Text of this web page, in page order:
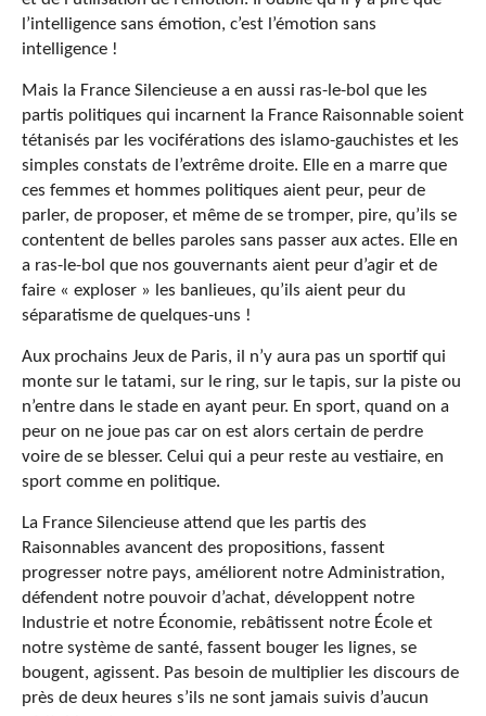
l’intelligence sans émotion, c’est l’émotion sans
intelligence !
Mais la France Silencieuse a en aussi ras-le-bol que les
partis politiques qui incarnent la France Raisonnable soient
tétanisés par les vociférations des islamo-gauchistes et les
simples constats de l’extrême droite. Elle en a marre que
ces femmes et hommes politiques aient peur, peur de
parler, de proposer, et même de se tromper, pire, qu’ils se
contentent de belles paroles sans passer aux actes. Elle en
a ras-le-bol que nos gouvernants aient peur d’agir et de
faire « exploser » les banlieues, qu’ils aient peur du
séparatisme de quelques-uns !
Aux prochains Jeux de Paris, il n’y aura pas un sportif qui
monte sur le tatami, sur le ring, sur le tapis, sur la piste ou
n’entre dans le stade en ayant peur. En sport, quand on a
peur on ne joue pas car on est alors certain de perdre
voire de se blesser. Celui qui a peur reste au vestiaire, en
sport comme en politique.
La France Silencieuse attend que les partis des
Raisonnables avancent des propositions, fassent
progresser notre pays, améliorent notre Administration,
défendent notre pouvoir d’achat, développent notre
Industrie et notre Économie, rebâtissent notre École et
notre système de santé, fassent bouger les lignes, se
bougent, agissent. Pas besoin de multiplier les discours de
près de deux heures s’ils ne sont jamais suivis d’aucun